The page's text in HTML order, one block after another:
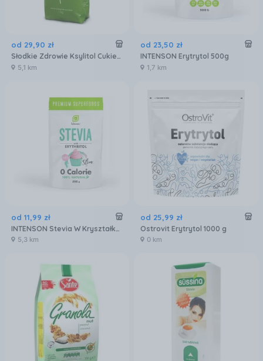
od 29,90 zł
Słodkie Zdrowie Ksylitol Cukier Brzozowy 100% naturalny fiński 1kg
5,1 km
od 23,50 zł
INTENSON Erytrytol 500g
1,7 km
od 11,99 zł
INTENSON Stevia W Kryształkach 250g
5,3 km
od 25,99 zł
Ostrovit Erytrytol 1000 g
0 km